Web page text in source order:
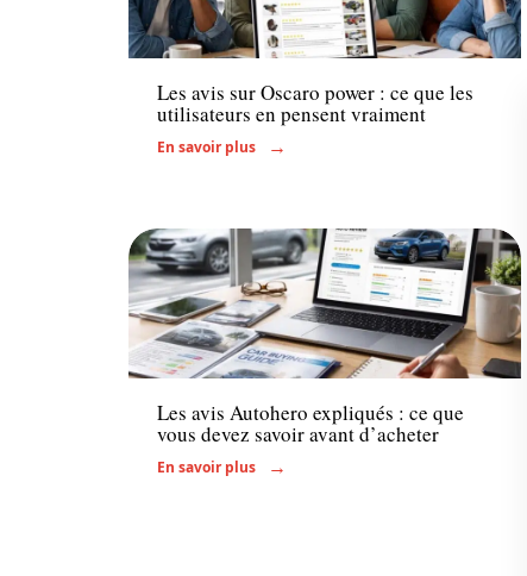
Voiture
Les avis sur Oscaro power : ce que les
utilisateurs en pensent vraiment
En savoir plus
Voiture
Les avis Autohero expliqués : ce que
vous devez savoir avant d’acheter
En savoir plus